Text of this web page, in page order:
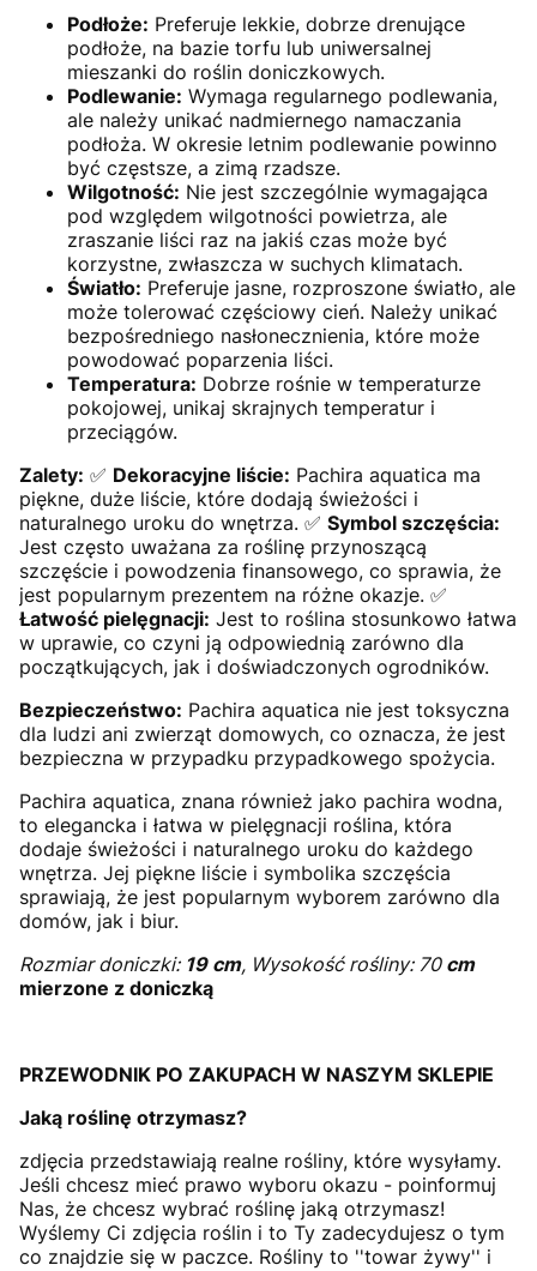
Podłoże: Preferuje lekkie, dobrze drenujące
podłoże, na bazie torfu lub uniwersalnej
mieszanki do roślin doniczkowych.
Podlewanie: Wymaga regularnego podlewania,
ale należy unikać nadmiernego namaczania
podłoża. W okresie letnim podlewanie powinno
być częstsze, a zimą rzadsze.
Wilgotność: Nie jest szczególnie wymagająca
pod względem wilgotności powietrza, ale
zraszanie liści raz na jakiś czas może być
korzystne, zwłaszcza w suchych klimatach.
Światło: Preferuje jasne, rozproszone światło, ale
może tolerować częściowy cień. Należy unikać
bezpośredniego nasłonecznienia, które może
powodować poparzenia liści.
Temperatura: Dobrze rośnie w temperaturze
pokojowej, unikaj skrajnych temperatur i
przeciągów.
Zalety: ✅ Dekoracyjne liście: Pachira aquatica ma
piękne, duże liście, które dodają świeżości i
naturalnego uroku do wnętrza. ✅ Symbol szczęścia:
Jest często uważana za roślinę przynoszącą
szczęście i powodzenia finansowego, co sprawia, że
jest popularnym prezentem na różne okazje. ✅
Łatwość pielęgnacji: Jest to roślina stosunkowo łatwa
w uprawie, co czyni ją odpowiednią zarówno dla
początkujących, jak i doświadczonych ogrodników.
Bezpieczeństwo: Pachira aquatica nie jest toksyczna
dla ludzi ani zwierząt domowych, co oznacza, że jest
bezpieczna w przypadku przypadkowego spożycia.
Pachira aquatica, znana również jako pachira wodna,
to elegancka i łatwa w pielęgnacji roślina, która
dodaje świeżości i naturalnego uroku do każdego
wnętrza. Jej piękne liście i symbolika szczęścia
sprawiają, że jest popularnym wyborem zarówno dla
domów, jak i biur.
Rozmiar doniczki: 19 cm, Wysokość rośliny: 70 cm
mierzone z doniczką
PRZEWODNIK PO ZAKUPACH W NASZYM SKLEPIE
Jaką roślinę otrzymasz?
zdjęcia przedstawiają realne rośliny, które wysyłamy.
Jeśli chcesz mieć prawo wyboru okazu - poinformuj
Nas, że chcesz wybrać roślinę jaką otrzymasz!
Wyślemy Ci zdjęcia roślin i to Ty zadecydujesz o tym
co znajdzie się w paczce. Rośliny to ''towar żywy'' i